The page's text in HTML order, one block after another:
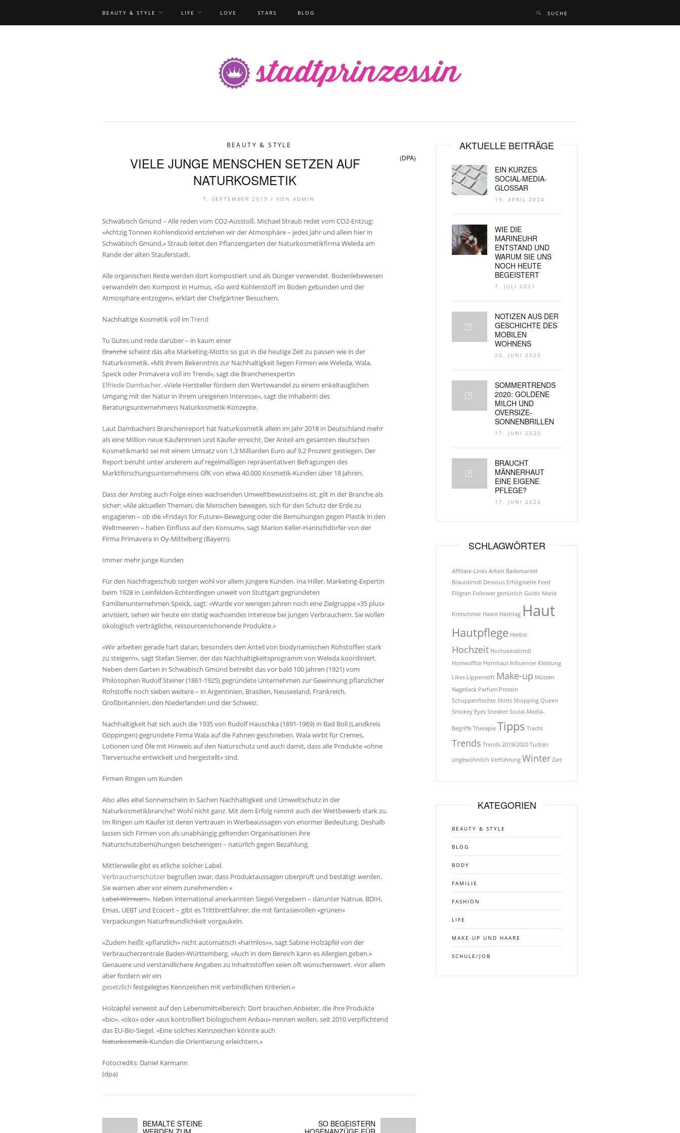
BEAUTY & STYLE LIFE LOVE STARS BLOG
BEAUTY & STYLE
VIELE JUNGE MENSCHEN SETZEN AUF
NATURKOSMETIK
(DPA)
7. SEPTEMBER 2019 /VONADMIN
Schwäbisch Gmünd – Alle reden vom CO2-Ausstoß. Michael Straub redet vom CO2-Entzug:
«Achtzig Tonnen Kohlendioxid entziehen wir der Atmosphäre – jedes Jahr und allein hier in
Schwäbisch Gmünd.» Straub leitet den Pflanzengarten der Naturkosmetikfirma Weleda am
Rande der alten Stauferstadt.
Alle organischen Reste werden dort kompostiert und als Dünger verwendet. Bodenlebewesen
verwandeln den Kompost in Humus. «So wird Kohlenstoff im Boden gebunden und der
Atmosphäre entzogen», erklärt der Chefgärtner Besuchern.
Nachhaltige Kosmetik voll im Trend
Tu Gutes und rede darüber – in kaum einer
Branchescheint das alte Marketing-Motto so gut in die heutige Zeit zu passen wie in der
Naturkosmetik. «Mit ihrem Bekenntnis zur Nachhaltigkeit liegen Firmen wie Weleda, Wala,
Speick oder Primavera voll im Trend», sagt die Branchenexpertin
Elfriede Dambacher. «Viele Hersteller fördern den Wertewandel zu einem enkeltauglichen
Umgang mit der Natur in ihrem ureigenen Interesse», sagt die Inhaberin des
Beratungsunternehmens Naturkosmetik-Konzepte.
Laut Dambachers Branchenreport hat Naturkosmetik allein im Jahr 2018 in Deutschland mehr
als eine Million neue Käuferinnen und Käufer erreicht. Der Anteil am gesamten deutschen
Kosmetikmarkt sei mit einem Umsatz von 1,3 Milliarden Euro auf 9,2 Prozent gestiegen. Der
Report beruht unter anderem auf regelmäßigen repräsentativen Befragungen des
Marktforschungsunternehmens GfK von etwa 40.000 Kosmetik-Kunden über 18 Jahren.
Dass der Anstieg auch Folge eines wachsenden Umweltbewusstseins ist, gilt in der Branche als
sicher: «Alle aktuellen Themen, die Menschen bewegen, sich für den Schutz der Erde zu
engagieren – ob die «Fridays for Future»-Bewegung oder die Bemühungen gegen Plastik in den
Weltmeeren – haben Einfluss auf den Konsum», sagt Marion Keller-Hanischdörfer von der
Firma Primavera in Oy-Mittelberg (Bayern).
Immer mehr junge Kunden
Für den Nachfrageschub sorgen wohl vor allem jüngere Kunden. Ina Hiller, Marketing-Expertin
beim 1928 in Leinfelden-Echterdingen unweit von Stuttgart gegründeten
Familienunternehmen Speick, sagt: «Wurde vor wenigen Jahren noch eine Zielgruppe «35 plus»
anvisiert, sehen wir heute ein stetig wachsendes Interesse bei jungen Verbrauchern. Sie wollen
ökologisch verträgliche, ressourcenschonende Produkte.»
«Wir arbeiten gerade hart daran, besonders den Anteil von biodynamischen Rohstoffen stark
zu steigern», sagt Stefan Siemer, der das Nachhaltigkeitsprogramm von Weleda koordiniert.
Neben dem Garten in Schwäbisch Gmünd betreibt das vor bald 100 Jahren (1921) vom
Philosophen Rudolf Steiner (1861-1925) gegründete Unternehmen zur Gewinnung pflanzlicher
Rohstoffe noch sieben weitere – in Argentinien, Brasilien, Neuseeland, Frankreich,
Großbritannien, den Niederlanden und der Schweiz.
Nachhaltigkeit hat sich auch die 1935 von Rudolf Hauschka (1891-1969) in Bad Boll (Landkreis
Göppingen) gegründete Firma Wala auf die Fahnen geschrieben. Wala wirbt für Cremes,
Lotionen und Öle mit Hinweis auf den Naturschutz und auch damit, dass alle Produkte «ohne
Tierversuche entwickelt und hergestellt» sind.
Firmen Ringen um Kunden
Also alles eitel Sonnenschein in Sachen Nachhaltigkeit und Umweltschutz in der
Naturkosmetikbranche? Wohl nicht ganz. Mit dem Erfolg nimmt auch der Wettbewerb stark zu.
Im Ringen um Käufer ist deren Vertrauen in Werbeaussagen von enormer Bedeutung. Deshalb
lassen sich Firmen von als unabhängig geltenden Organisationen ihre
Naturschutzbemühungen bescheinigen – natürlich gegen Bezahlung.
Mittlerweile gibt es etliche solcher Label.
Verbraucherschützer begrüßen zwar, dass Produktaussagen überprüft und bestätigt werden.
Sie warnen aber vor einem zunehmenden «
Label-Wirrwarr». Neben international anerkannten Siegel-Vergebern – darunter Natrue, BDIH,
Emas, UEBT und Ecocert – gibt es Trittbrettfahrer, die mit fantasievollen «grünen»
Verpackungen Naturfreundlichkeit vorgaukeln.
«Zudem heißt «pflanzlich» nicht automatisch «harmlos»», sagt Sabine Holzäpfel von der
Verbraucherzentrale Baden-Württemberg. «Auch in dem Bereich kann es Allergien geben.»
Genauere und verständlichere Angaben zu Inhaltsstoffen seien oft wünschenswert. «Vor allem
aber fordern wir ein
gesetzlich festgelegtes Kennzeichen mit verbindlichen Kriterien.»
Holzäpfel verweist auf den Lebensmittelbereich: Dort brauchen Anbieter, die ihre Produkte
«bio», «öko» oder «aus kontrolliert biologischem Anbau» nennen wollen, seit 2010 verpflichtend
das EU-Bio-Siegel. «Eine solches Kennzeichen könnte auch
Naturkosmetik-Kunden die Orientierung erleichtern.»
Fotocredits: Daniel Karmann
(dpa)
BEMALTE STEINE
SO BEGEISTERN
AKTUELLE BEITRÄGE
EIN KURZES
SOCIAL-MEDIA-
GLOSSAR
19. APRIL 2024
WIE DIE
MARINEUHR
ENTSTAND UND
WARUM SIE UNS
NOCH HEUTE
BEGEISTERT
7. JULI 2021
NOTIZEN AUS DER
GESCHICHTE DES
MOBILEN
WOHNENS
20. JUNI 2020
SOMMERTRENDS
2020: GOLDENE
MILCH UND
OVERSIZE-
SONNENBRILLEN
17. JUNI 2020
BRAUCHT
MÄNNERHAUT
EINE EIGENE
PFLEGE?
17. JUNI 2020
SCHLAGWÖRTER
Affiliate-Links Arbeit Bademantel
Brautdirndl Dessous Erfolgsserie Feed
Filigran Follower gemütlich Guido Maria
Kretschmer Haare Hashtag Haut
Hautpflege Herbst
Hochzeit Hochzeitsdirndl
Homeoffice Hornhaut Influencer Kleidung
Likes Lippenstift Make-up Mützen
Nagellack Parfum Protein
Schuppenflechte Shirts Shopping Queen
Smokey Eyes Sneaker Social-Media-
Begriffe Therapie Tipps Tracht
Trends Trends 2019/2020 Turban
ungewöhnlich Verführung Winter Zart
KATEGORIEN
BEAUTY & STYLE
BLOG
BODY
FAMILIE
FASHION
LIFE
MAKE-UP UND HAARE
SCHULE/JOB